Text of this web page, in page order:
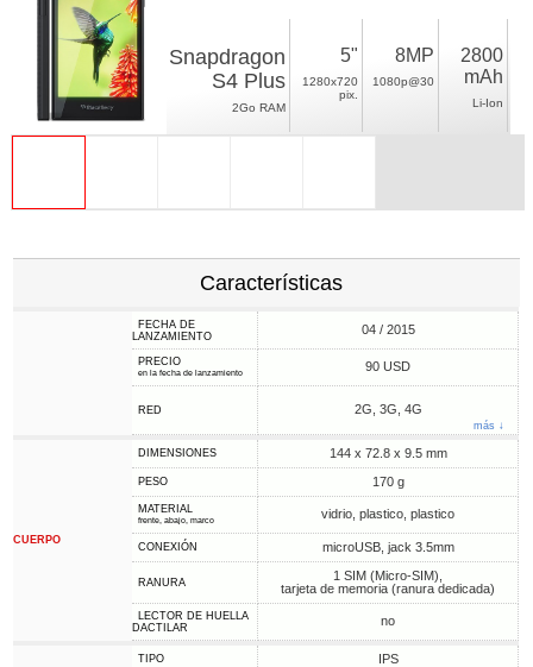
Snapdragon
S4 Plus
2Go RAM
5"
1280x720
pix.
8MP
1080p@30
2800
mAh
Li-Ion
Características
FECHA DE
LANZAMIENTO
04 / 2015
PRECIO
en la fecha de lanzamiento 90 USD
RED 2G, 3G, 4G
más ↓
CUERPO
DIMENSIONES 144 x 72.8 x 9.5 mm
PESO 170 g
MATERIAL
frente, abajo, marco vidrio, plastico, plastico
CONEXIÓN microUSB, jack 3.5mm
RANURA
1 SIM (Micro-SIM),
tarjeta de memoria (ranura dedicada)
LECTOR DE HUELLA
DACTILAR
no
TIPO IPS